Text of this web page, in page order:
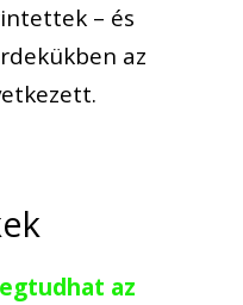
– és
rdekükben az
.
az